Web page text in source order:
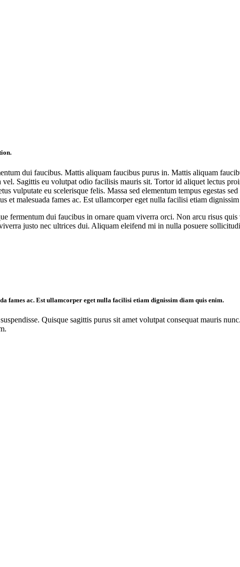
dui faucibus. Mattis aliquam faucibus purus in. Mattis aliquam
Sagittis eu volutpat odio facilisis mauris sit. Tortor id aliquet lectus
vulputate eu scelerisque felis. Massa sed elementum tempus egestas
et malesuada fames ac. Est ullamcorper eget nulla facilisi etiam
fermentum dui faucibus in ornare quam viverra orci. Non arcu risus
justo nec ultrices dui. Aliquam eleifend mi in nulla posuere
fames ac. Est ullamcorper eget nulla facilisi etiam dignissim diam quis enim.
Quisque sagittis purus sit amet volutpat consequat mauris